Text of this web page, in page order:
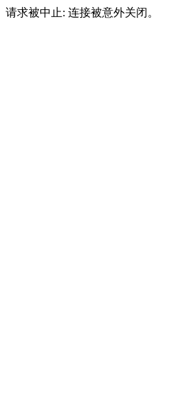
请求被中止: 连接被意外关闭。